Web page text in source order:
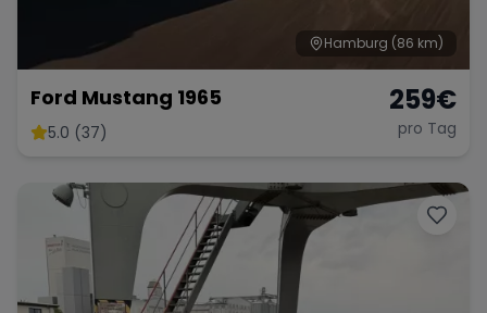
Hamburg (86 km)
Ford Mustang 1965
5.0 (37)
259€
pro Tag